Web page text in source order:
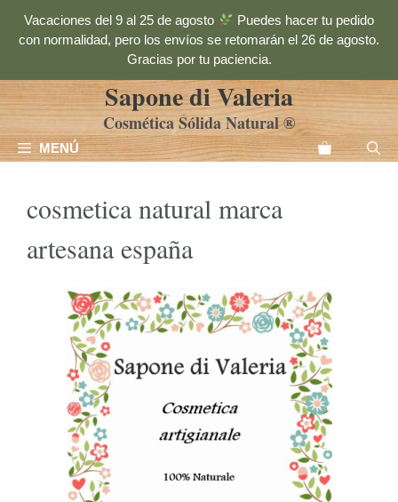
contenido
Vacaciones del 9 al 25 de agosto
Puedes hacer tu pedido
con normalidad, pero los envíos se retomarán el 26 de agosto.
Gracias por tu paciencia.
Sapone di Valeria
Cosmética Sólida Natural ®
MENÚ
cosmetica natural marca
artesana españa